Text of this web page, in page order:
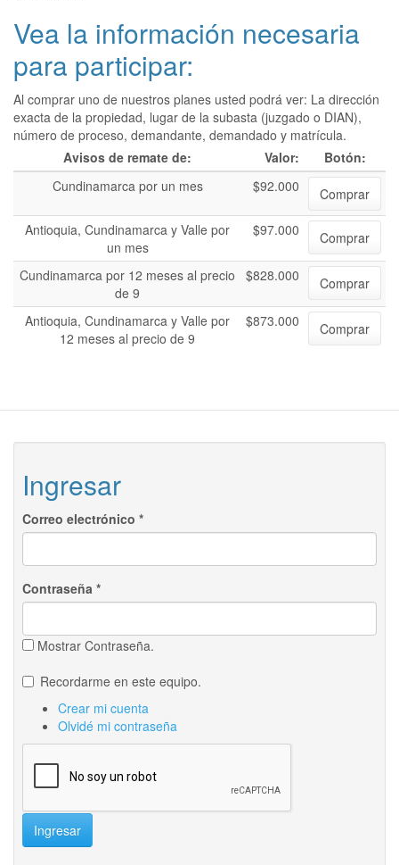
Vea la información necesaria
para participar:
Al comprar uno de nuestros planes usted podrá ver: La dirección
exacta de la propiedad, lugar de la subasta (juzgado o DIAN),
número de proceso, demandante, demandado y matrícula.
Avisos de remate de:
Valor:
Botón:
Cundinamarca por un mes
$92.000
Comprar
Antioquia, Cundinamarca y Valle por
un mes
$97.000 Comprar
Cundinamarca por 12 meses al precio
de 9
$828.000 Comprar
Antioquia, Cundinamarca y Valle por
12 meses al precio de 9
$873.000 Comprar
Ingresar
Correo electrónico *
Contraseña *
Mostrar Contraseña.
Recordarme en este equipo.
Crear mi cuenta
Olvidé mi contraseña
Ingresar